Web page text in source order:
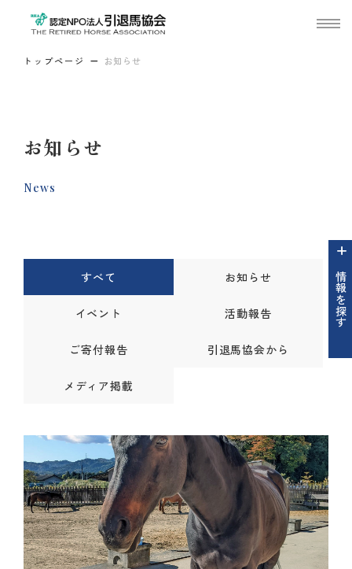
トップページ お知らせ
お知らせ
News
情報を探す
すべて お知らせ
イベント 活動報告
ご寄付報告 引退馬協会から
メディア掲載